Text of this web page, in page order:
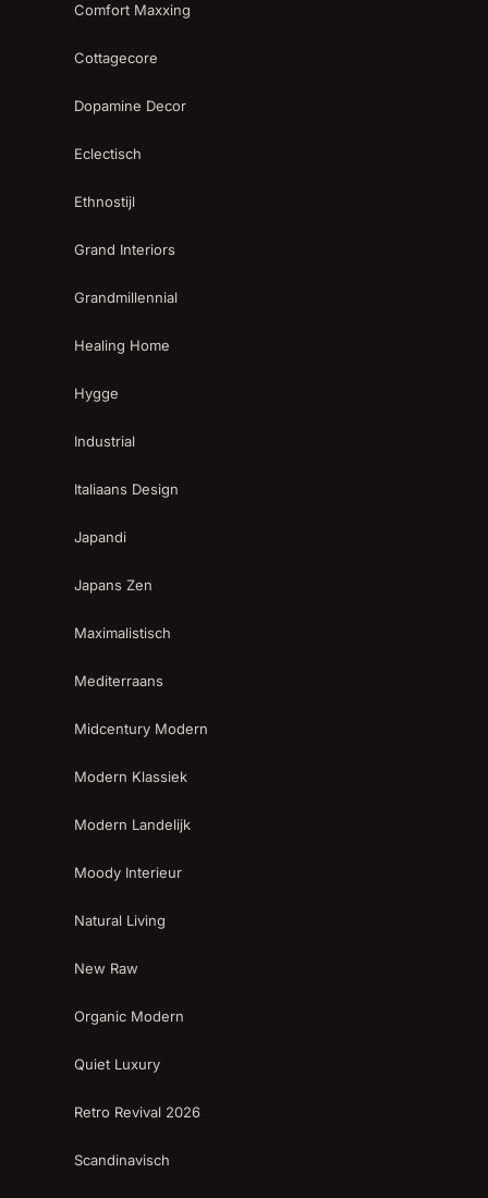
Comfort Maxxing
Cottagecore
Dopamine Decor
Eclectisch
Ethnostijl
Grand Interiors
Grandmillennial
Healing Home
Hygge
Industrial
Italiaans Design
Japandi
Japans Zen
Maximalistisch
Mediterraans
Midcentury Modern
Modern Klassiek
Modern Landelijk
Moody Interieur
Natural Living
New Raw
Organic Modern
Quiet Luxury
Retro Revival 2026
Scandinavisch